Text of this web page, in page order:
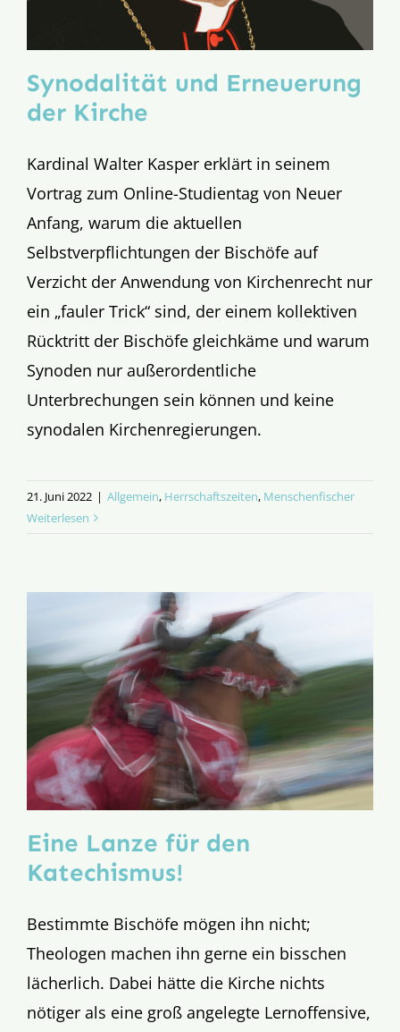
Synodalität und Erneuerung
der Kirche
Kardinal Walter Kasper erklärt in seinem
Vortrag zum Online-Studientag von Neuer
Anfang, warum die aktuellen
Selbstverpflichtungen der Bischöfe auf
Verzicht der Anwendung von Kirchenrecht nur
ein „fauler Trick“ sind, der einem kollektiven
Rücktritt der Bischöfe gleichkäme und warum
Synoden nur außerordentliche
Unterbrechungen sein können und keine
synodalen Kirchenregierungen.
21. Juni 2022 | Allgemein, Herrschaftszeiten, Menschenfischer
Weiterlesen
Eine Lanze für den
Katechismus!
Bestimmte Bischöfe mögen ihn nicht;
Theologen machen ihn gerne ein bisschen
lächerlich. Dabei hätte die Kirche nichts
nötiger als eine groß angelegte Lernoffensive,